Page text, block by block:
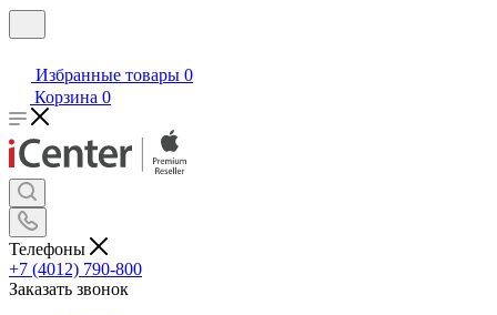
Избранные товары 0
Корзина 0
Телефоны
+7 (4012) 790-800
Заказать звонок